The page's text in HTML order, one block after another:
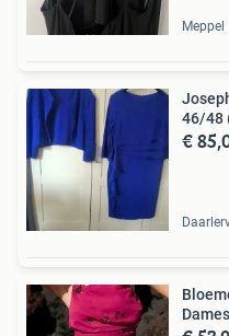
Meppel
46/48
€